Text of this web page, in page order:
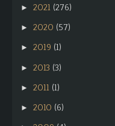
► 2021 (276)
► 2020 (57)
► 2019 (1)
► 2013 (3)
► 2011 (1)
► 2010 (6)